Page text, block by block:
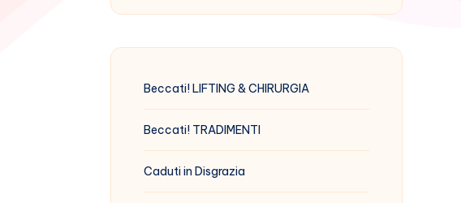
Beccati! LIFTING & CHIRURGIA
Beccati! TRADIMENTI
Caduti in Disgrazia